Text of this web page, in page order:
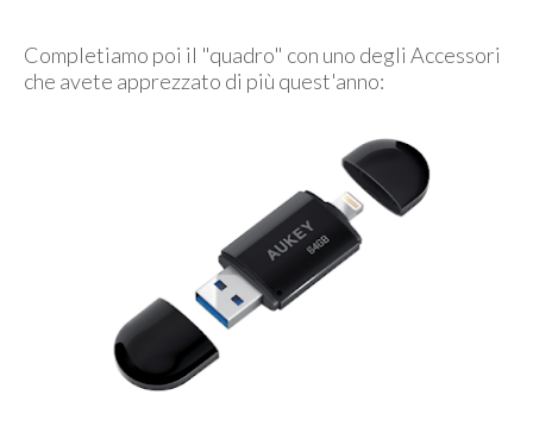
Completiamo poi il "quadro" con uno degli Accessori
che avete apprezzato di più quest'anno: